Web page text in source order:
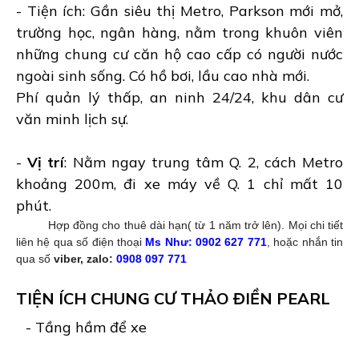
- Tiện ích: Gần siêu thị Metro, Parkson mới mở,
trường học, ngân hàng, nằm trong khuôn viên
những chung cư căn hộ cao cấp có người nước
ngoài sinh sống. Có hồ bơi, lầu cao nhà mới.
Phí quản lý thấp, an ninh 24/24, khu dân cư
văn minh lịch sự.
-Vị trí: Nằm ngay trung tâm Q. 2, cách Metro
khoảng 200m, đi xe máy về Q. 1 chỉ mất 10
phút.
Hợp đồng cho thuê dài hạn( từ 1 năm trở lên). Mọi chi tiết
liên hệ qua số điện thoại Ms Như: 0902 627 771, hoặc nhắn tin
qua số viber, zalo: 0908 097 771
TIỆN ÍCH CHUNG CƯ THẢO ĐIỀN PEARL
- Tầng hầm để xe